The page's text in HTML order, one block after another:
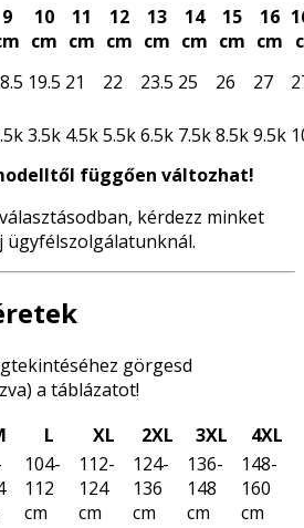
9
10
cm
11
cm
12
cm
13
cm
14
cm
15
cm
16
cm
19.5 21 22 23.5 25 26 27
3.5k 4.5k5.5k6.5k 7.5k8.5k9.5k
függően változhat!
kérdezz minket
ügyfélszolgálatunknál.
görgesd
a táblázatot!
L XL 2XL 3XL 4XL
104-
112
cm
112-
124
cm
124-
136
cm
136-
148
cm
148-
160
cm